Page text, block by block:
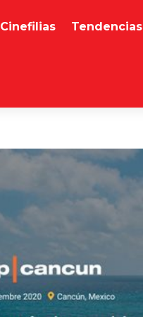
Cinefilias Tendencias